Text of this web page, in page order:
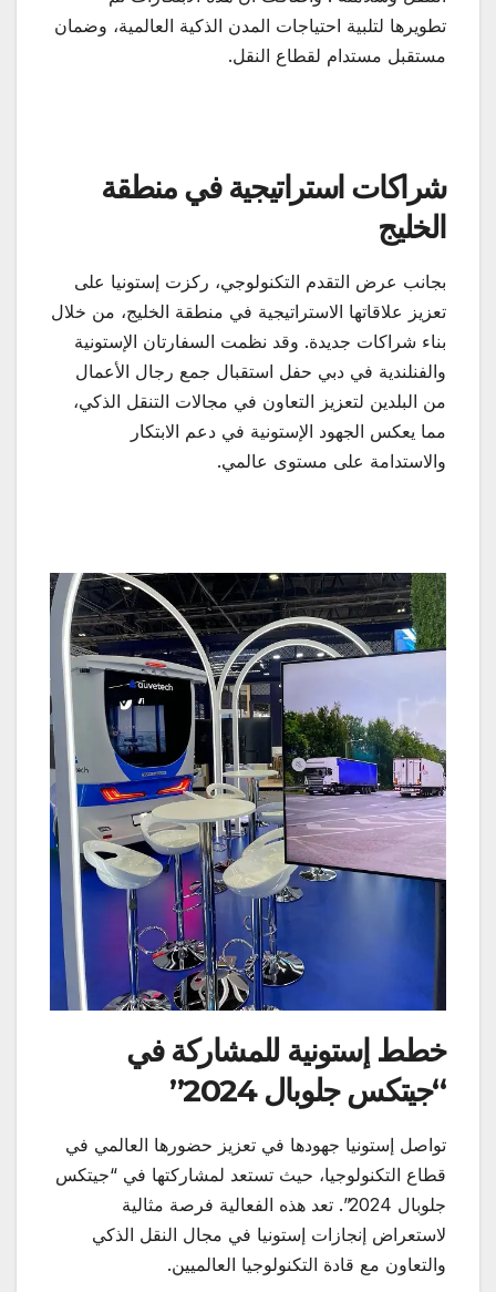
تطويرها لتلبية احتياجات المدن الذكية العالمية، وضمان
مستقبل مستدام لقطاع النقل.
شراكات استراتيجية في منطقة
الخليج
بجانب عرض التقدم التكنولوجي، ركزت إستونيا على
تعزيز علاقاتها الاستراتيجية في منطقة الخليج، من خلال
بناء شراكات جديدة. وقد نظمت السفارتان الإستونية
والفنلندية في دبي حفل استقبال جمع رجال الأعمال
من البلدين لتعزيز التعاون في مجالات التنقل الذكي،
مما يعكس الجهود الإستونية في دعم الابتكار
والاستدامة على مستوى عالمي.
خطط إستونية للمشاركة في
“جيتكس جلوبال 2024”
تواصل إستونيا جهودها في تعزيز حضورها العالمي في
قطاع التكنولوجيا، حيث تستعد لمشاركتها في “جيتكس
جلوبال 2024”. تعد هذه الفعالية فرصة مثالية
لاستعراض إنجازات إستونيا في مجال النقل الذكي
والتعاون مع قادة التكنولوجيا العالميين.